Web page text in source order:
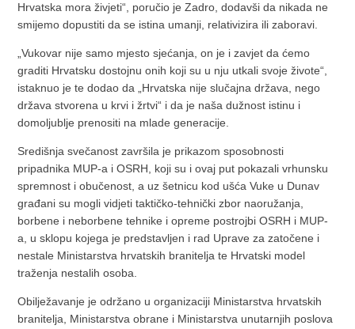
Hrvatska mora živjeti“, poručio je Zadro, dodavši da nikada ne
smijemo dopustiti da se istina umanji, relativizira ili zaboravi.
„Vukovar nije samo mjesto sjećanja, on je i zavjet da ćemo
graditi Hrvatsku dostojnu onih koji su u nju utkali svoje živote“,
istaknuo je te dodao da „Hrvatska nije slučajna država, nego
država stvorena u krvi i žrtvi“ i da je naša dužnost istinu i
domoljublje prenositi na mlade generacije.
Središnja svečanost završila je prikazom sposobnosti
pripadnika MUP-a i OSRH, koji su i ovaj put pokazali vrhunsku
spremnost i obučenost, a uz šetnicu kod ušća Vuke u Dunav
građani su mogli vidjeti taktičko-tehnički zbor naoružanja,
borbene i neborbene tehnike i opreme postrojbi OSRH i MUP-
a, u sklopu kojega je predstavljen i rad Uprave za zatočene i
nestale Ministarstva hrvatskih branitelja te Hrvatski model
traženja nestalih osoba.
Obilježavanje je održano u organizaciji Ministarstva hrvatskih
branitelja, Ministarstva obrane i Ministarstva unutarnjih poslova